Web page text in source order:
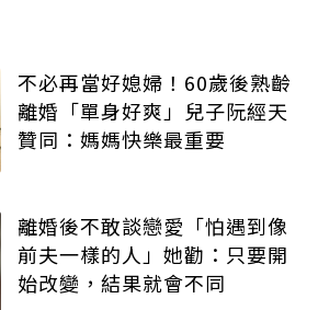
不必再當好媳婦！60歲後熟齡
離婚「單身好爽」兒子阮經天
贊同：媽媽快樂最重要
離婚後不敢談戀愛「怕遇到像
前夫一樣的人」她勸：只要開
始改變，結果就會不同